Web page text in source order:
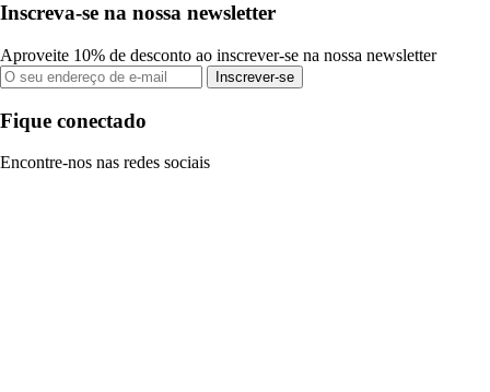
Inscreva-se na nossa newsletter
Aproveite 10% de desconto ao inscrever-se na nossa newsletter
Inscrever-se
Fique conectado
Encontre-nos nas redes sociais